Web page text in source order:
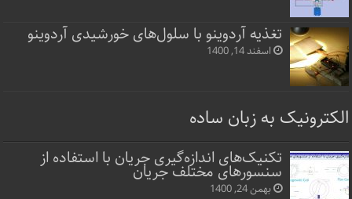
تغذیه آردوینو با سلول‌های خورشیدی آردوینو
اسفند 14, 1400
الکترونیک به زبان ساده
تکنیک‌های اندازه‌گیری جریان با استفاده از
سنسورهای مختلف جریان
بهمن 24, 1400